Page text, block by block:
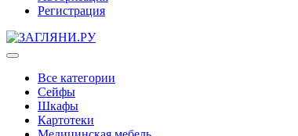
Регистрация
Все категории
Сейфы
Шкафы
Картотеки